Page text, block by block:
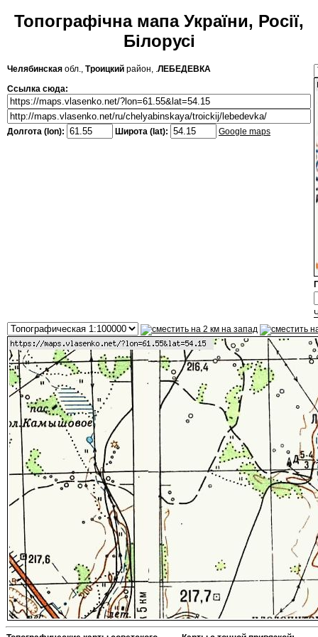
Топографічна мапа України, Росії,
Білорусі
Челябинская обл., Троицкий район, .ЛЕБЕДЕВКА
Ссылка сюда:
Долгота (lon): Широта (lat): Google maps